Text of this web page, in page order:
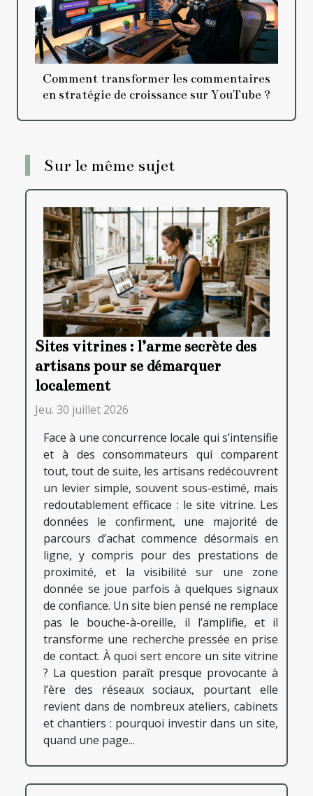
Comment transformer les commentaires
en stratégie de croissance sur YouTube ?
Sur le même sujet
Sites vitrines : l’arme secrète des
artisans pour se démarquer
localement
Jeu. 30 juillet 2026
Face à une concurrence locale qui s’intensifie
et à des consommateurs qui comparent
tout, tout de suite, les artisans redécouvrent
un levier simple, souvent sous-estimé, mais
redoutablement efficace : le site vitrine. Les
données le confirment, une majorité de
parcours d’achat commence désormais en
ligne, y compris pour des prestations de
proximité, et la visibilité sur une zone
donnée se joue parfois à quelques signaux
de confiance. Un site bien pensé ne remplace
pas le bouche-à-oreille, il l’amplifie, et il
transforme une recherche pressée en prise
de contact. À quoi sert encore un site vitrine
? La question paraît presque provocante à
l’ère des réseaux sociaux, pourtant elle
revient dans de nombreux ateliers, cabinets
et chantiers : pourquoi investir dans un site,
quand une page...